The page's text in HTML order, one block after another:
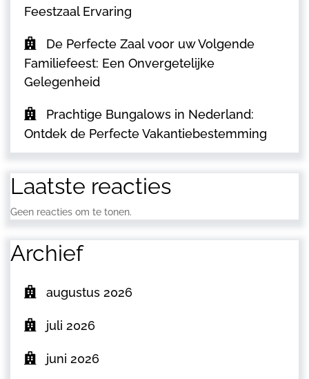
Feestzaal Ervaring
De Perfecte Zaal voor uw Volgende
Familiefeest: Een Onvergetelijke
Gelegenheid
Prachtige Bungalows in Nederland:
Ontdek de Perfecte Vakantiebestemming
Laatste reacties
Geen reacties om te tonen.
Archief
augustus 2026
juli 2026
juni 2026